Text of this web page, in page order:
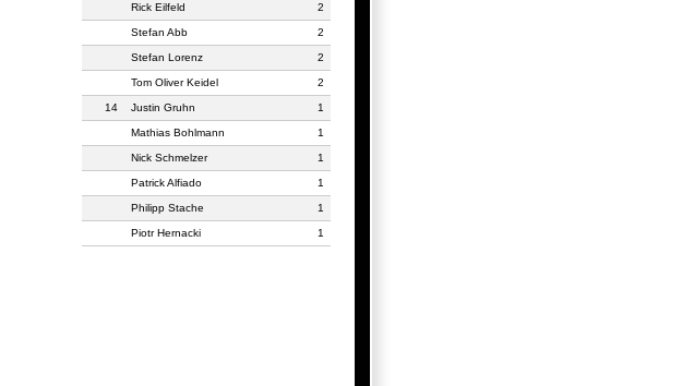
Rick Eilfeld 2
Stefan Abb 2
Stefan Lorenz 2
Tom Oliver Keidel 2
14 Justin Gruhn 1
Mathias Bohlmann 1
Nick Schmelzer 1
Patrick Alfiado 1
Philipp Stache 1
Piotr Hernacki 1